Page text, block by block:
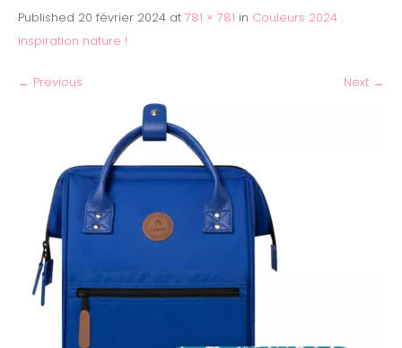
Published 20 février 2024 at 781 × 781 in Couleurs 2024 :
Inspiration nature !
← Previous Next →